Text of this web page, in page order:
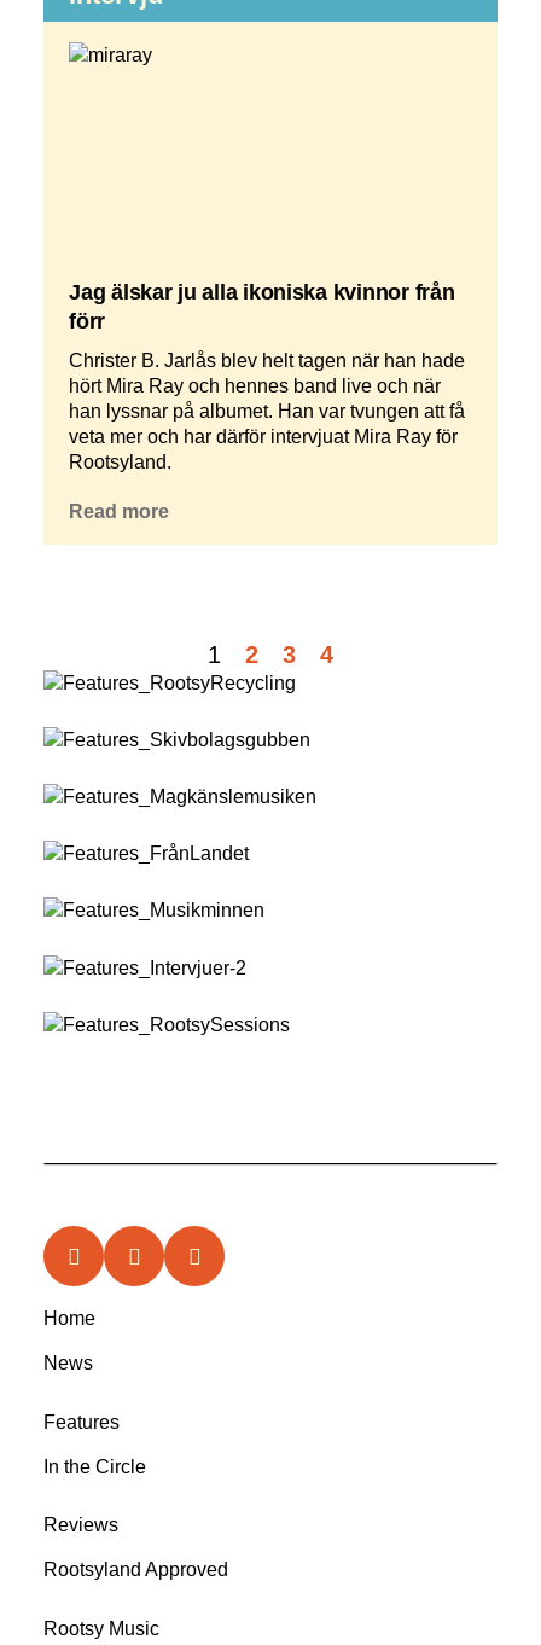
Jag älskar ju alla ikoniska kvinnor från
förr
Christer B. Jarlås blev helt tagen när han hade
hört Mira Ray och hennes band live och när
han lyssnar på albumet. Han var tvungen att få
veta mer och har därför intervjuat Mira Ray för
Rootsyland.
Read more
1 2 3 4
Home
News
Features
In the Circle
Reviews
Rootsyland Approved
Rootsy Music